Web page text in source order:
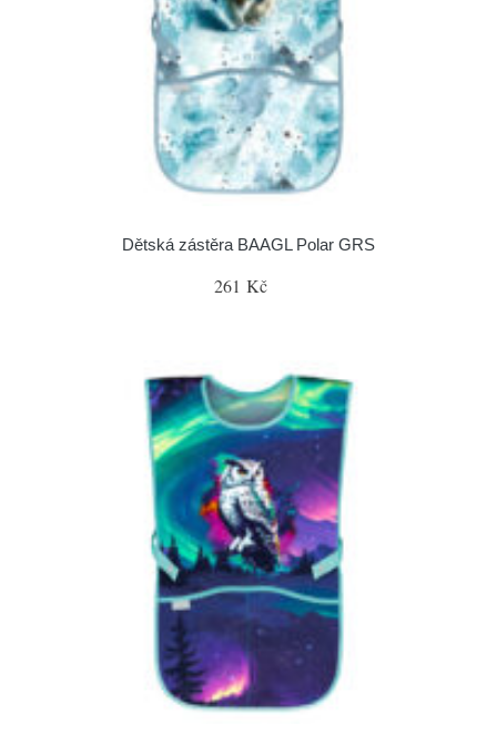
Dětská zástěra BAAGL Polar GRS
261 Kč